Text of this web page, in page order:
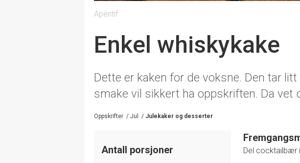
Apéritif
Enkel whiskykake
Dette er kaken for de voksne. Den tar
smake vil sikkert ha oppskriften. Da vet
Oppskrifter / Jul / Julekaker og desserter
Antall porsjoner Del cocktailbær